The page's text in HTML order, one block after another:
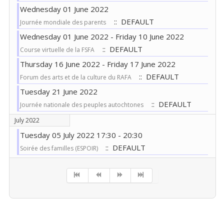
Wednesday 01 June 2022
Journée mondiale des parents
:: DEFAULT
Wednesday 01 June 2022 - Friday 10 June 2022
Course virtuelle de la FSFA
:: DEFAULT
Thursday 16 June 2022 - Friday 17 June 2022
Forum des arts et de la culture du RAFA
:: DEFAULT
Tuesday 21 June 2022
Journée nationale des peuples autochtones :: DEFAULT
July 2022
Tuesday 05 July 2022 17:30 - 20:30
Soirée des familles (ESPOIR) :: DEFAULT